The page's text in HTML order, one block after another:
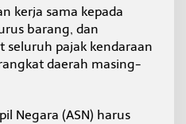
kerja sama kepada
barang, dan
pajak kendaraan
daerah masing-
Negara (ASN) harus